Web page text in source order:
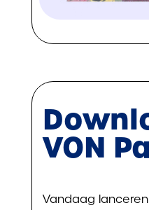
VON
Vandaag